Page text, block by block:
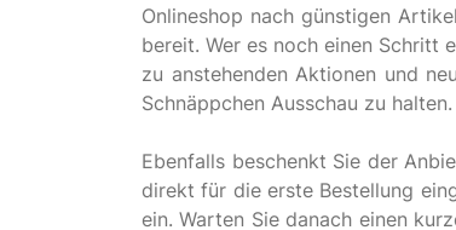
Onlineshop nach günstigen
bereit. Wer es noch einen Schritt
zu anstehenden Aktionen und
Schnäppchen Ausschau zu halten.
Ebenfalls beschenkt Sie der
direkt für die erste Bestellung
ein. Warten Sie danach einen